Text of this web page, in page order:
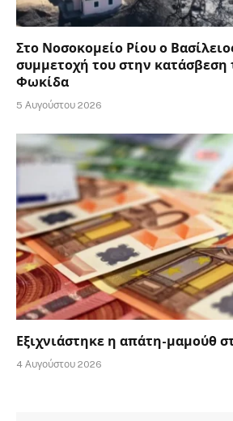
Στο Νοσοκομείο Ρίου ο
συμμετοχή του στην κατάσβεση
Φωκίδα
5 Αυγούστου 2026
Εξιχνιάστηκε η απάτη-μαμούθ
4 Αυγούστου 2026